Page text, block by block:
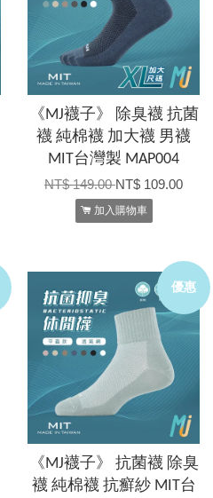
《MJ襪子》 除臭襪 抗菌
襪 純棉襪 加大襪 男襪
MIT台灣製 MAP004
NT$ 149.00NT$ 109.00
加入購物車
優惠
《MJ襪子》 抗菌襪 除臭
襪 純棉襪 抗癬紗 MIT台